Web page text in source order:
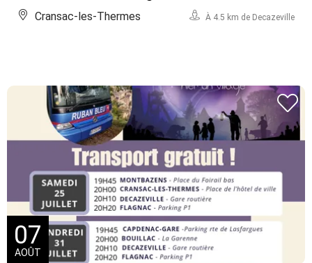
Cransac-les-Thermes À 4.5 km de Decazeville
07
AOÛT